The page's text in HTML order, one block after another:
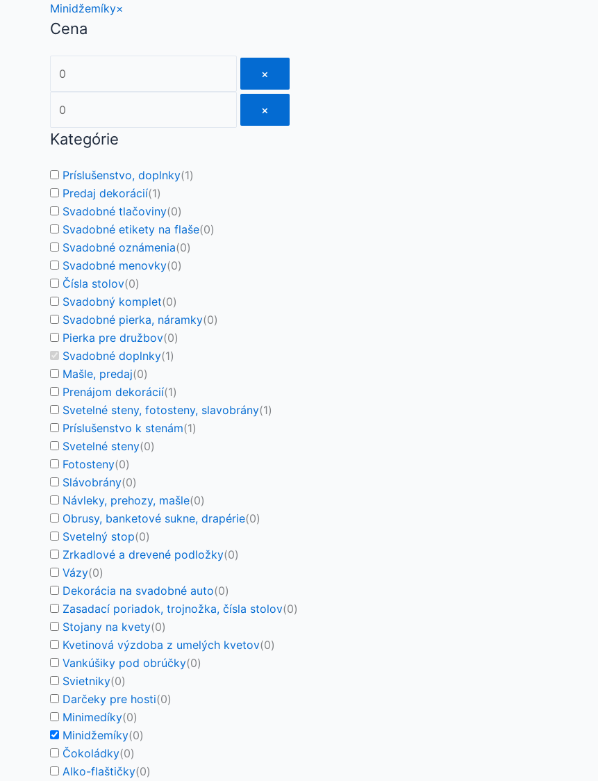
Minidžemíky×
Cena
×
×
Kategórie
Príslušenstvo, doplnky(1)
Predaj dekorácií(1)
Svadobné tlačoviny(0)
Svadobné etikety na flaše(0)
Svadobné oznámenia(0)
Svadobné menovky(0)
Čísla stolov(0)
Svadobný komplet(0)
Svadobné pierka, náramky(0)
Pierka pre družbov(0)
Svadobné doplnky(1)
Mašle, predaj(0)
Prenájom dekorácií(1)
Svetelné steny, fotosteny, slavobrány(1)
Príslušenstvo k stenám(1)
Svetelné steny(0)
Fotosteny(0)
Slávobrány(0)
Návleky, prehozy, mašle(0)
Obrusy, banketové sukne, drapérie(0)
Svetelný stop(0)
Zrkadlové a drevené podložky(0)
Vázy(0)
Dekorácia na svadobné auto(0)
Zasadací poriadok, trojnožka, čísla stolov(0)
Stojany na kvety(0)
Kvetinová výzdoba z umelých kvetov(0)
Vankúšiky pod obrúčky(0)
Svietniky(0)
Darčeky pre hosti(0)
Minimedíky(0)
Minidžemíky(0)
Čokoládky(0)
Alko-flaštičky(0)